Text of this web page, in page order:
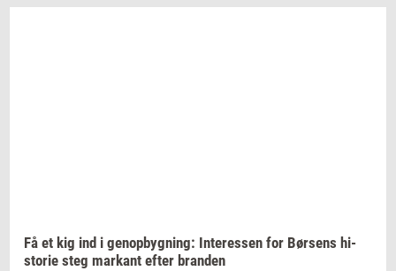
Få et kig ind i genop­byg­ning: In­ter­es­sen for Bør­sens hi­
sto­rie steg mar­kant efter bran­den